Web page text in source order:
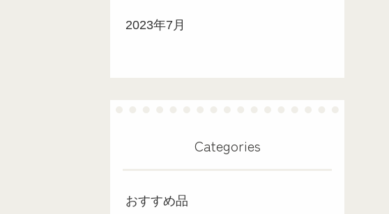
2023年7月
Categories
おすすめ品